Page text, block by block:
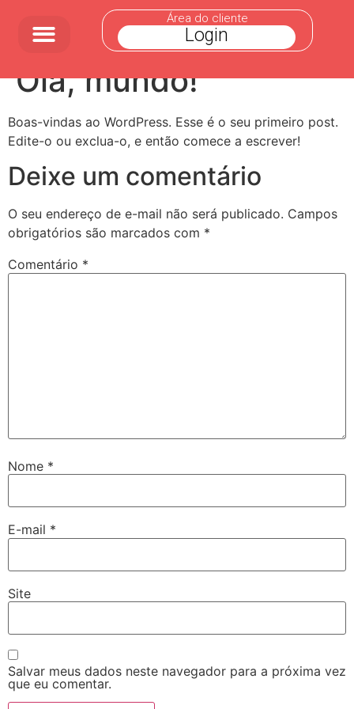
Área do cliente
Login
Olá, mundo!
Boas-vindas ao WordPress. Esse é o seu primeiro post.
Edite-o ou exclua-o, e então comece a escrever!
Deixe um comentário
O seu endereço de e-mail não será publicado. Campos
obrigatórios são marcados com *
Comentário *
Nome *
E-mail *
Site
Salvar meus dados neste navegador para a próxima vez
que eu comentar.